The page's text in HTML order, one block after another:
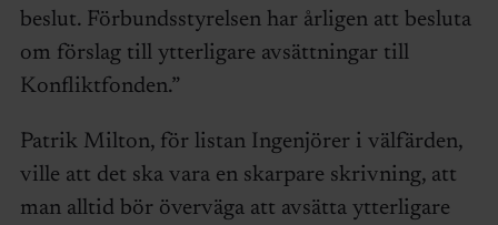
beslut. Förbundsstyrelsen har årligen att besluta
om förslag till ytterligare avsättningar till
Konfliktfonden.”
Patrik Milton, för listan Ingenjörer i välfärden,
ville att det ska vara en skarpare skrivning, att
man alltid bör överväga att avsätta ytterligare